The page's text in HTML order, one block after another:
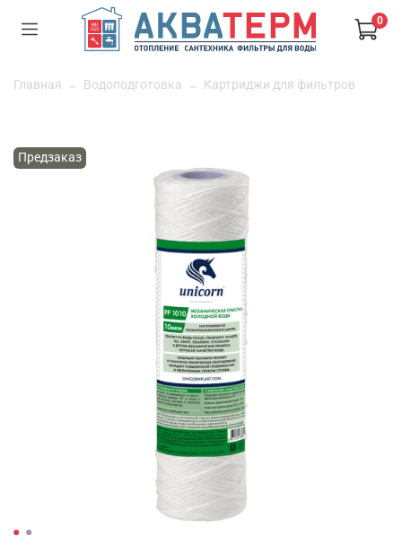
0
Главная Водоподготовка Картриджи для фильтров
Предзаказ